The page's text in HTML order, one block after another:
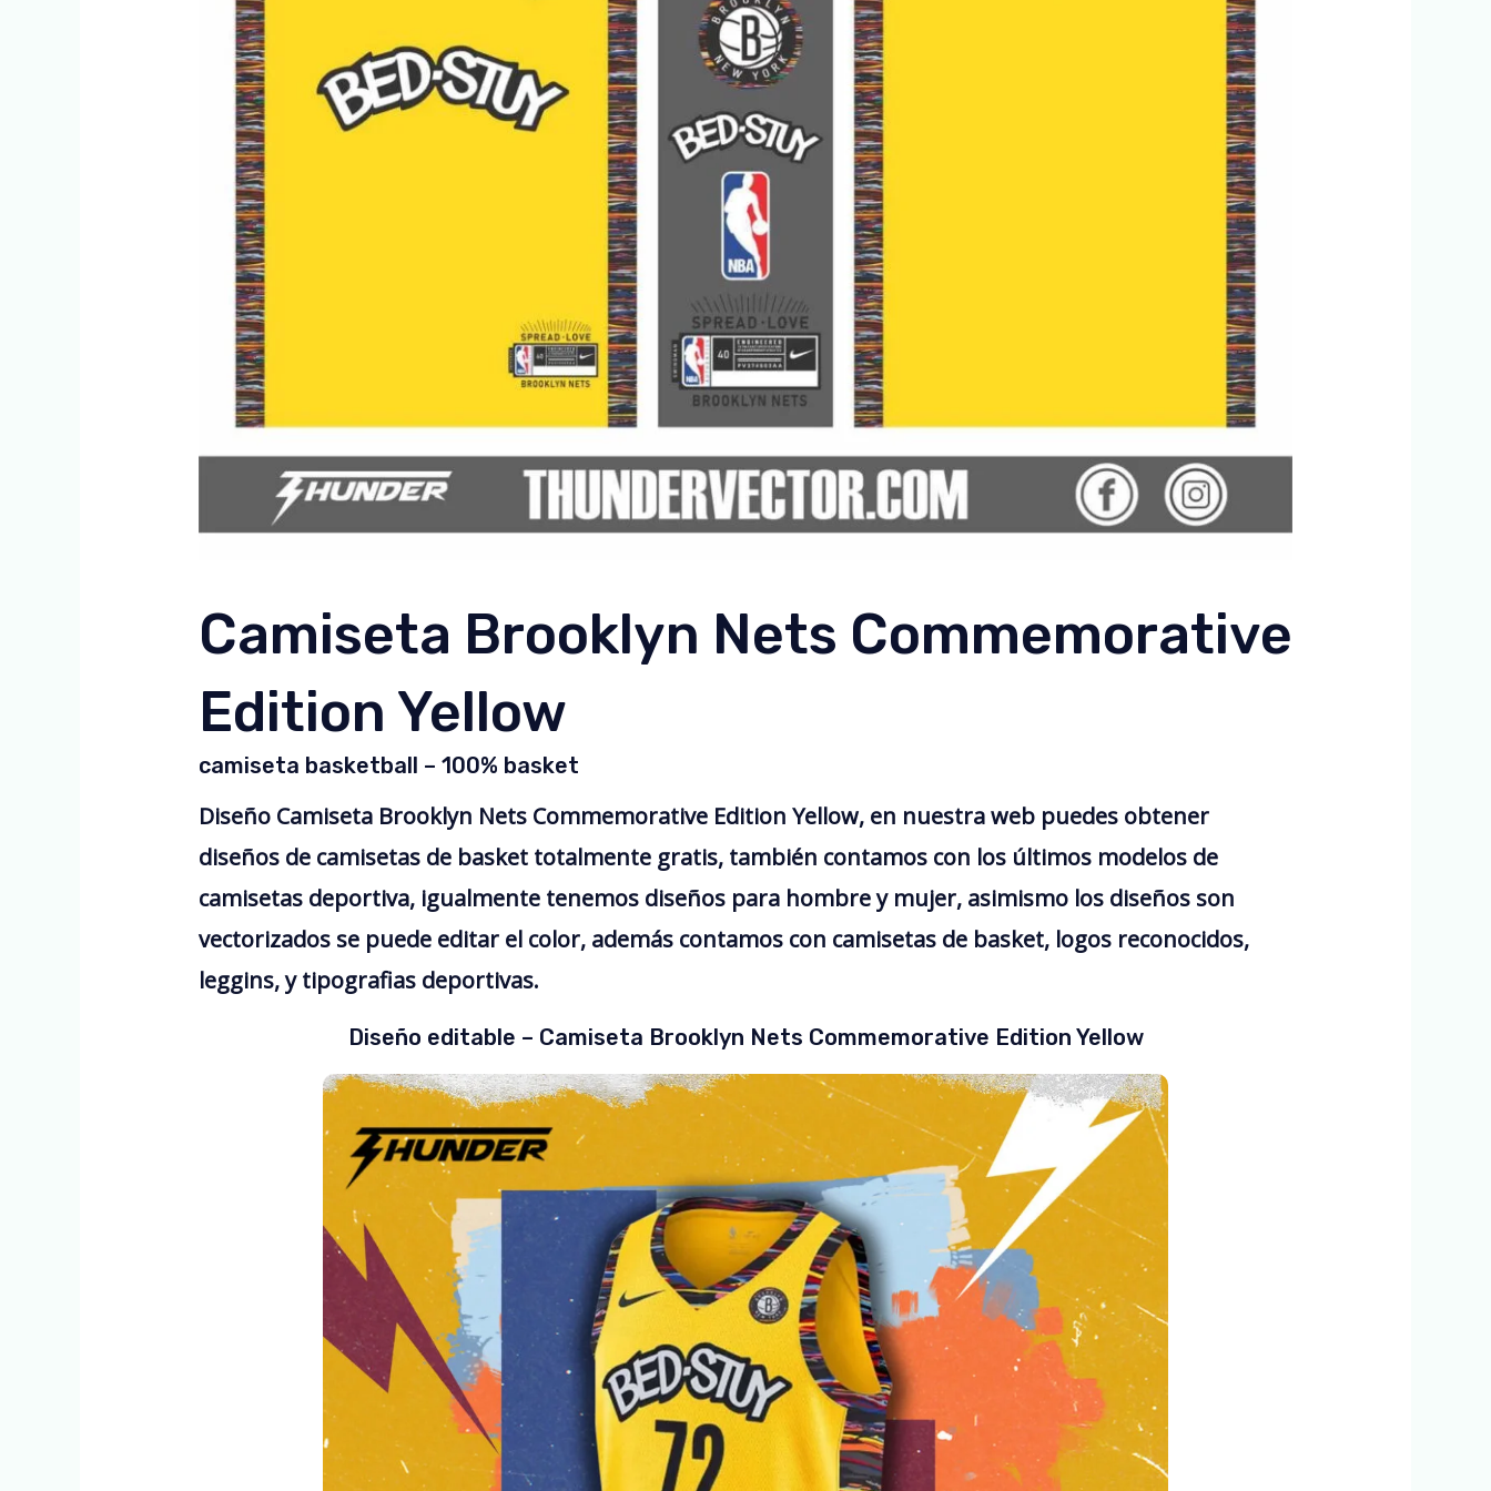
Camiseta Brooklyn Nets Commemorative
Edition Yellow
camiseta basketball – 100% basket
Diseño Camiseta Brooklyn Nets Commemorative Edition Yellow, en nuestra web puedes obtener
diseños de camisetas de basket totalmente gratis, también contamos con los últimos modelos de
camisetas deportiva, igualmente tenemos diseños para hombre y mujer, asimismo los diseños son
vectorizados se puede editar el color, además contamos con camisetas de basket, logos reconocidos,
leggins, y tipografias deportivas.
Diseño editable – Camiseta Brooklyn Nets Commemorative Edition Yellow